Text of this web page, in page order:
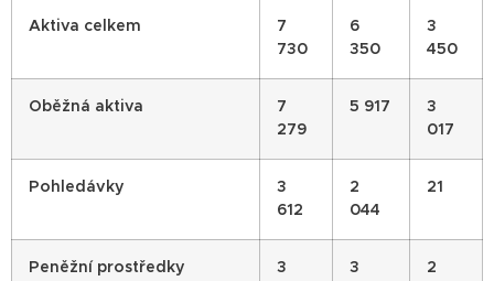
Aktiva celkem
7
730
6
350
3
450
Oběžná aktiva
7
279
5 917
3
017
Pohledávky
3
612
2
044
21
Peněžní prostředky
3
3
2